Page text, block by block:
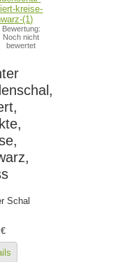
Bewertung:
Noch nicht
bewertet
Schal